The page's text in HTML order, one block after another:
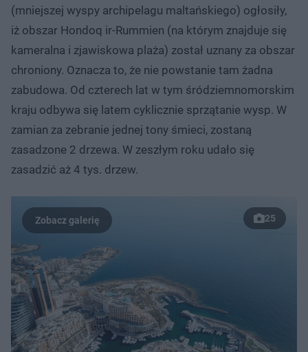
(mniejszej wyspy archipelagu maltańskiego) ogłosiły,
iż obszar Hondoq ir-Rummien (na którym znajduje się
kameralna i zjawiskowa plaża) został uznany za obszar
chroniony. Oznacza to, że nie powstanie tam żadna
zabudowa. Od czterech lat w tym śródziemnomorskim
kraju odbywa się latem cyklicznie sprzątanie wysp. W
zamian za zebranie jednej tony śmieci, zostaną
zasadzone 2 drzewa. W zeszłym roku udało się
zasadzić aż 4 tys. drzew.
25